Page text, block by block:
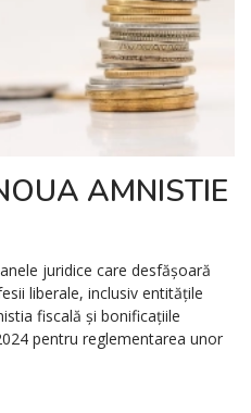
AMNISTIE
juridice care desfășoară
liberale, inclusiv entitățile
fiscală și bonificațiile
pentru reglementarea unor